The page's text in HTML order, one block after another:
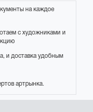
на каждое
с художниками и
и доставка удобным
артрынка.